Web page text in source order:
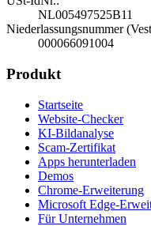
NL005497525B11
Niederlassungsnummer
000066091004
Produkt
Startseite
Website-Checker
KI-Bildanalyse
Scam-Zertifikat
Apps herunterladen
Demos
Chrome-Erweiterung
Microsoft Edge-
Für Unternehmen